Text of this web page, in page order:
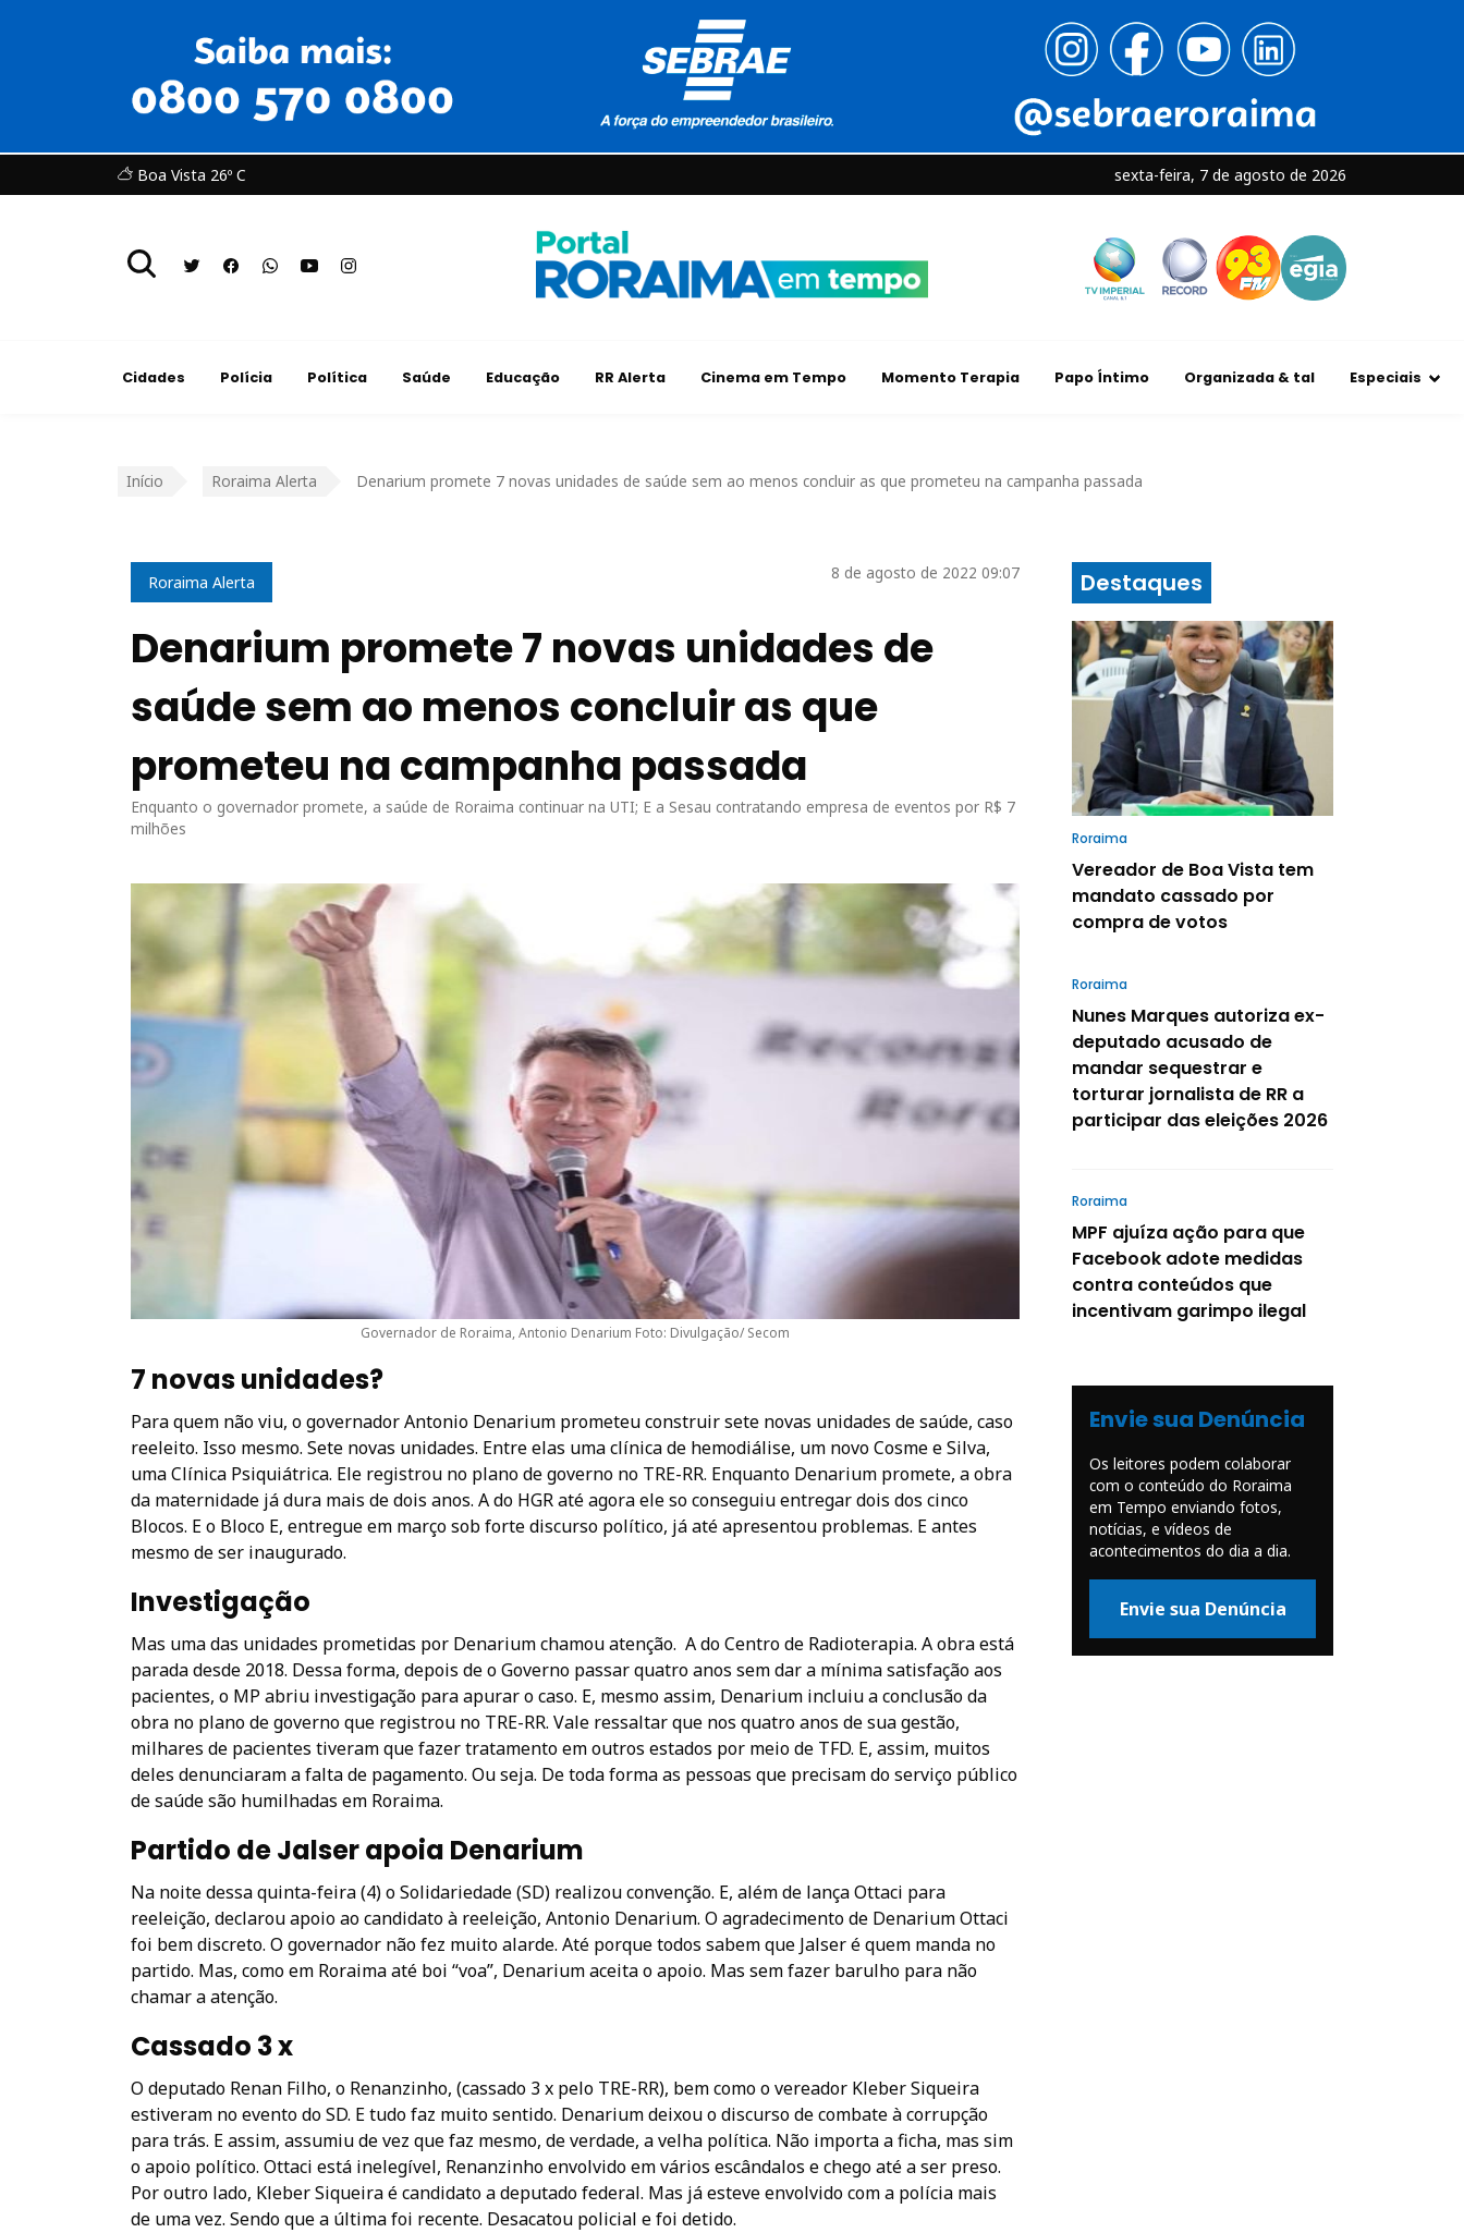
Boa Vista 26º C sexta-feira, 7 de agosto de 2026
Cidades Polícia Política Saúde Educação RR Alerta Cinema em Tempo Momento Terapia Papo Íntimo Organizada & tal Especiais
Início Roraima Alerta Denarium promete 7 novas unidades de saúde sem ao menos concluir as que prometeu na campanha passada
Roraima Alerta 8 de agosto de 2022 09:07
Denarium promete 7 novas unidades de
saúde sem ao menos concluir as que
prometeu na campanha passada
Enquanto o governador promete, a saúde de Roraima continuar na UTI; E a Sesau contratando empresa de eventos por R$ 7
milhões
Governador de Roraima, Antonio Denarium Foto: Divulgação/ Secom
7 novas unidades?
Para quem não viu, o governador Antonio Denarium prometeu construir sete novas unidades de saúde, caso
reeleito. Isso mesmo. Sete novas unidades. Entre elas uma clínica de hemodiálise, um novo Cosme e Silva,
uma Clínica Psiquiátrica. Ele registrou no plano de governo no TRE-RR. Enquanto Denarium promete, a obra
da maternidade já dura mais de dois anos. A do HGR até agora ele so conseguiu entregar dois dos cinco
Blocos. E o Bloco E, entregue em março sob forte discurso político, já até apresentou problemas. E antes
mesmo de ser inaugurado.
Investigação
Mas uma das unidades prometidas por Denarium chamou atenção. A do Centro de Radioterapia. A obra está
parada desde 2018. Dessa forma, depois de o Governo passar quatro anos sem dar a mínima satisfação aos
pacientes, o MP abriu investigação para apurar o caso. E, mesmo assim, Denarium incluiu a conclusão da
obra no plano de governo que registrou no TRE-RR. Vale ressaltar que nos quatro anos de sua gestão,
milhares de pacientes tiveram que fazer tratamento em outros estados por meio de TFD. E, assim, muitos
deles denunciaram a falta de pagamento. Ou seja. De toda forma as pessoas que precisam do serviço público
de saúde são humilhadas em Roraima.
Partido de Jalser apoia Denarium
Na noite dessa quinta-feira (4) o Solidariedade (SD) realizou convenção. E, além de lança Ottaci para
reeleição, declarou apoio ao candidato à reeleição, Antonio Denarium. O agradecimento de Denarium Ottaci
foi bem discreto. O governador não fez muito alarde. Até porque todos sabem que Jalser é quem manda no
partido. Mas, como em Roraima até boi “voa”, Denarium aceita o apoio. Mas sem fazer barulho para não
chamar a atenção.
Cassado 3 x
O deputado Renan Filho, o Renanzinho, (cassado 3 x pelo TRE-RR), bem como o vereador Kleber Siqueira
estiveram no evento do SD. E tudo faz muito sentido. Denarium deixou o discurso de combate à corrupção
para trás. E assim, assumiu de vez que faz mesmo, de verdade, a velha política. Não importa a ficha, mas sim
o apoio político. Ottaci está inelegível, Renanzinho envolvido em vários escândalos e chego até a ser preso.
Por outro lado, Kleber Siqueira é candidato a deputado federal. Mas já esteve envolvido com a polícia mais
de uma vez. Sendo que a última foi recente. Desacatou policial e foi detido.
Destaques
Roraima
Vereador de Boa Vista tem
mandato cassado por
compra de votos
Roraima
Nunes Marques autoriza ex-
deputado acusado de
mandar sequestrar e
torturar jornalista de RR a
participar das eleições 2026
Roraima
MPF ajuíza ação para que
Facebook adote medidas
contra conteúdos que
incentivam garimpo ilegal
Envie sua Denúncia
Os leitores podem colaborar
com o conteúdo do Roraima
em Tempo enviando fotos,
notícias, e vídeos de
acontecimentos do dia a dia.
Envie sua Denúncia